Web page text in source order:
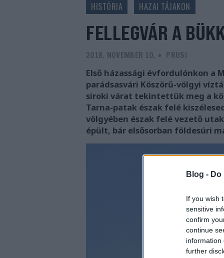
Blog -
If you wish
sensitive
confirm
continue
information
further
FELLEGVÁR A
2018. NOVEMBER 10. - PRUSI
Első házassági évfordulónkon a
parádsasvári Köszörű-völgyi
siroki várat tekintettük meg a
Tarna-patak észak felé
völgyében észak felé vezető
épült, bár elsősorban földesúri
HISTÓRIA HAZAI TÁJAKON